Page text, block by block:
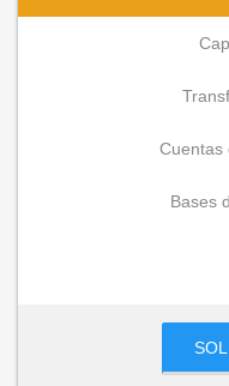
Cuentas
Bases